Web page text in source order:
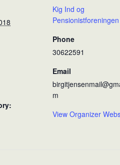
Kig Ind og
Pensionistforeningen
Phone
30622591
Email
m
View Organizer